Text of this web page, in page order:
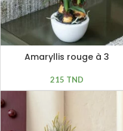
Amaryllis rouge à 3
215 TND